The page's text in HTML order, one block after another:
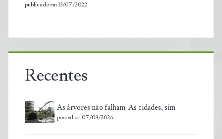
publicado em 13/07/2022
Recentes
As árvores não falham. As cidades, sim
posted on 07/08/2026